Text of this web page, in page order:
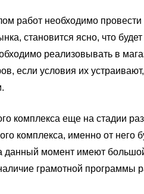
работ необходимо
становится ясно, что
реализовывать в
если условия их
комплекса еще на стадии
комплекса, именно от него
данный момент имеют
грамотной программы